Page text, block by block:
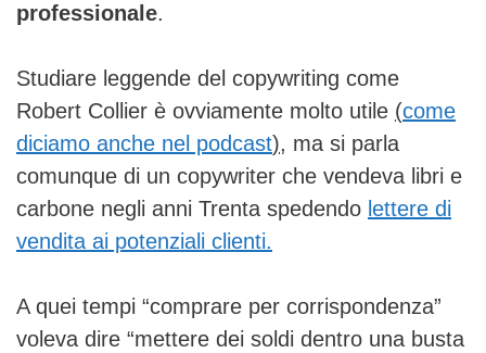
professionale.
Studiare leggende del copywriting come
Robert Collier è ovviamente molto utile (come
diciamo anche nel podcast), ma si parla
comunque di un copywriter che vendeva libri e
carbone negli anni Trenta spedendo lettere di
vendita ai potenziali clienti.
A quei tempi “comprare per corrispondenza”
voleva dire “mettere dei soldi dentro una busta